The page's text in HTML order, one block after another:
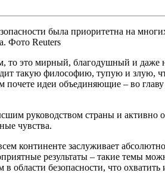
была приоритетна на
Фото Reuters
это мирный, благодушный и даже
такую философию, тупую и злую,
идеи объединяющие – во главу
руководством страны и активно
чувства.
континенте заслуживает
результаты – такие темы
области безопасности, что